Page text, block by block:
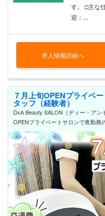
す。 □主な
迎：...
求人情報詳細へ
７月上旬OPENプライベ
タッフ（経験者）
DxA Beauty SALON（ディー・ア
OPENプライベートサロンで夜勤務